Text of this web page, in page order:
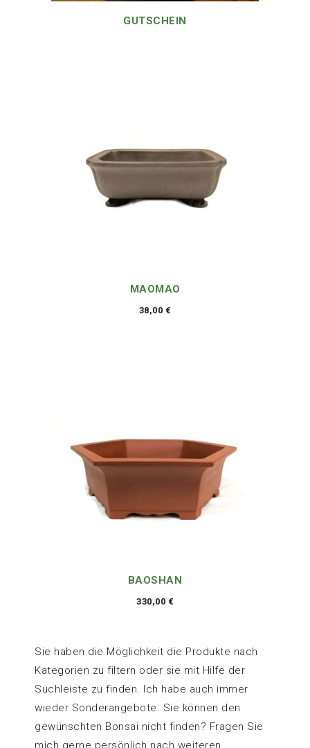
GUTSCHEIN
MAOMAO
38,00 €
BAOSHAN
330,00 €
Sie haben die Möglichkeit die Produkte nach
Kategorien zu filtern oder sie mit Hilfe der
Suchleiste zu finden. Ich habe auch immer
wieder Sonderangebote. Sie können den
gewünschten Bonsai nicht finden? Fragen Sie
mich gerne persönlich nach weiteren